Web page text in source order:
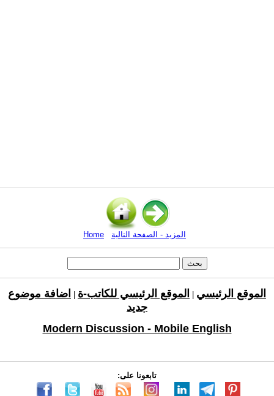
Home المزيد - الصفحة التالية
الموقع الرئيسي الموقع الرئيسي للكاتب-ة
اضافة موضوع
جديد
Modern Discussion - Mobile English
تابعونا على: